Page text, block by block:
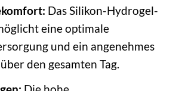
Das Silikon-Hydrogel-
eine optimale
und ein angenehmes
den gesamten Tag.